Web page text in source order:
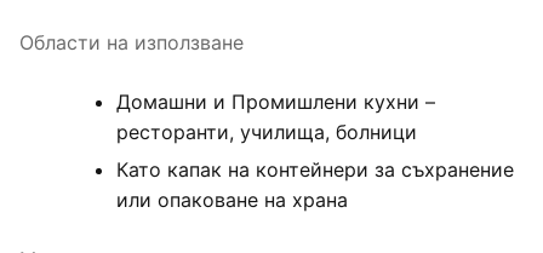
Области на използване
Домашни и Промишлени кухни –
ресторанти, училища, болници
Като капак на контейнери за съхранение
или опаковане на храна